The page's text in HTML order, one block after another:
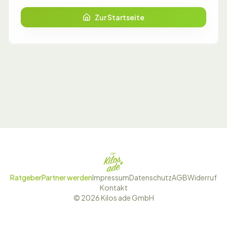
Zur Startseite
RatgeberPartner werdenImpressumDatenschutzAGBWiderruf
Kontakt
© 2026Kilos ade GmbH